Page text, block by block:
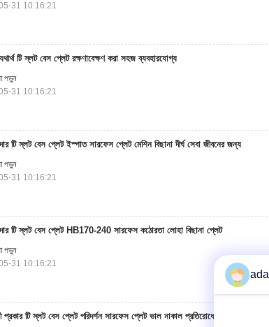
31 10:16:21
টি স্লট বেস প্লেট রক্ষণাবেক্ষণ করা সহজ ব্যবহারযোগ্য
পড়ুন
31 10:16:21
টি স্লট বেস প্লেট ইস্পাত সারফেস প্লেট মেশিন বিছানা দীর্ঘ সেবা জীবনের জন্য
পড়ুন
31 10:16:21
টি স্লট বেস প্লেট HB170-240 সারফেস কঠোরতা লোহা বিছানা প্লেট
পড়ুন
31 10:16:21
প্রকার টি স্লট বেস প্লেট পরিদর্শন সারফেস প্লেট ভাল নাকাল প্রতিরোধের
ada